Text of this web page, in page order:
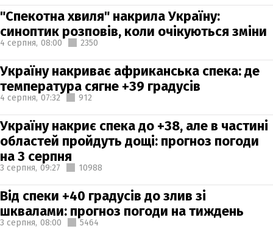
"Спекотна хвиля" накрила Україну:
синоптик розповів, коли очікуються зміни
4 серпня, 08:00 2350
Україну накриває африканська спека: де
температура сягне +39 градусів
4 серпня, 07:32 912
Україну накриє спека до +38, але в частині
областей пройдуть дощі: прогноз погоди
на 3 серпня
3 серпня, 09:27 10988
Від спеки +40 градусів до злив зі
шквалами: прогноз погоди на тиждень
3 серпня, 08:00 5464